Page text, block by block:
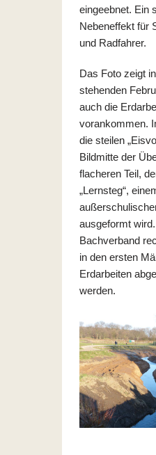
eingeebnet. Ein
Nebeneffekt für
und Radfahrer.
Das Foto zeigt
stehenden
auch die
vorankommen.
die steilen
Bildmitte der
flacheren Teil,
„Lernsteg“,
ausgeformt
Bachverband
in den ersten
Erdarbeiten
werden.